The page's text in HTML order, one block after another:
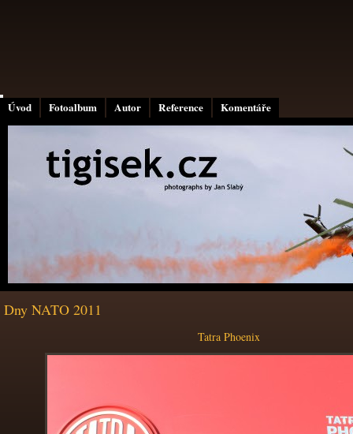
Úvod Fotoalbum Autor Reference Komentáře
Dny NATO 2011
Tatra Phoenix